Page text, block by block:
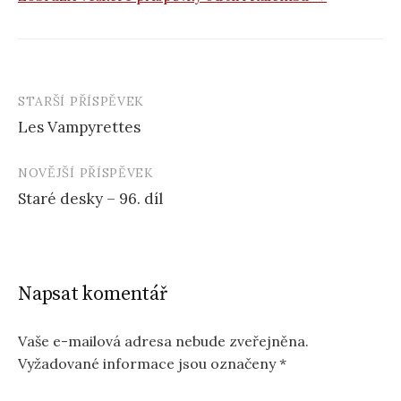
Navigace
příspěvku
STARŠÍ PŘÍSPĚVEK
Les Vampyrettes
NOVĚJŠÍ PŘÍSPĚVEK
Staré desky – 96. díl
Napsat komentář
Vaše e-mailová adresa nebude zveřejněna.
Vyžadované informace jsou označeny*